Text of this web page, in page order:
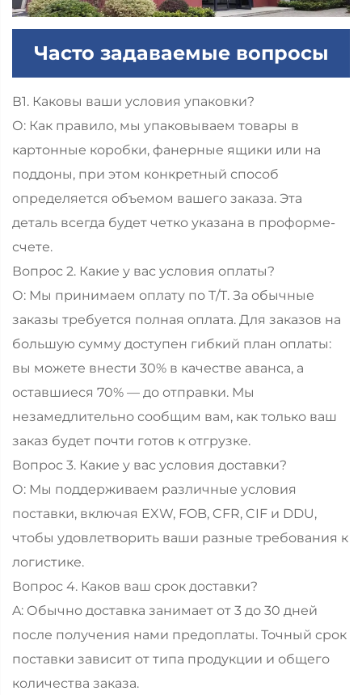
Часто задаваемые вопросы
В1. Каковы ваши условия упаковки?
О: Как правило, мы упаковываем товары в
картонные коробки, фанерные ящики или на
поддоны, при этом конкретный способ
определяется объемом вашего заказа. Эта
деталь всегда будет четко указана в проформе-
счете.
Вопрос 2. Какие у вас условия оплаты?
О: Мы принимаем оплату по T/T. За обычные
заказы требуется полная оплата. Для заказов на
большую сумму доступен гибкий план оплаты:
вы можете внести 30% в качестве аванса, а
оставшиеся 70% — до отправки. Мы
незамедлительно сообщим вам, как только ваш
заказ будет почти готов к отгрузке.
Вопрос 3. Какие у вас условия доставки?
О: Мы поддерживаем различные условия
поставки, включая EXW, FOB, CFR, CIF и DDU,
чтобы удовлетворить ваши разные требования к
логистике.
Вопрос 4. Каков ваш срок доставки?
A: Обычно доставка занимает от 3 до 30 дней
после получения нами предоплаты. Точный срок
поставки зависит от типа продукции и общего
количества заказа.